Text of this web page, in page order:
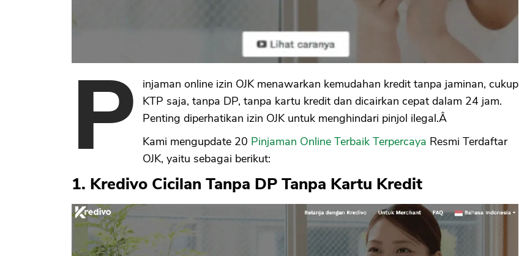
P
injaman online izin OJK menawarkan kemudahan kredit tanpa jaminan, cukup
KTP saja, tanpa DP, tanpa kartu kredit dan dicairkan cepat dalam 24 jam.
Penting diperhatikan izin OJK untuk menghindari pinjol ilegal.Â
Kami mengupdate 20 Pinjaman Online Terbaik Terpercaya Resmi Terdaftar
OJK, yaitu sebagai berikut:
1. Kredivo Cicilan Tanpa DP Tanpa Kartu Kredit